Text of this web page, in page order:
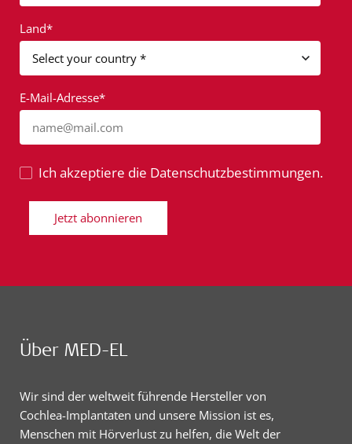
Land*
E-Mail-Adresse*
name@mail.com
Ich akzeptiere die Datenschutzbestimmungen.
Jetzt abonnieren
Über MED-EL
Wir sind der weltweit führende Hersteller von
Cochlea-Implantaten und unsere Mission ist es,
Menschen mit Hörverlust zu helfen, die Welt der